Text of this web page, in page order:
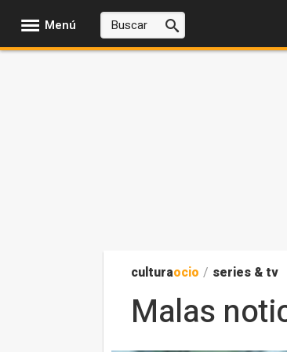
Menú
culturaocio / series & tv
Malas